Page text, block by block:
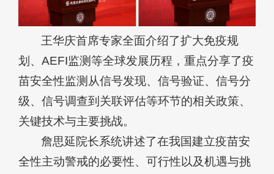
王华庆首席专家全面介绍了扩大免疫规
划、AEFI监测等全球发展历程，重点分享了疫
苗安全性监测从信号发现、信号验证、信号分
级、信号调查到关联评估等环节的相关政策、
关键技术与主要挑战。
詹思延院长系统讲述了在我国建立疫苗安
全性主动警戒的必要性、可行性以及机遇与挑